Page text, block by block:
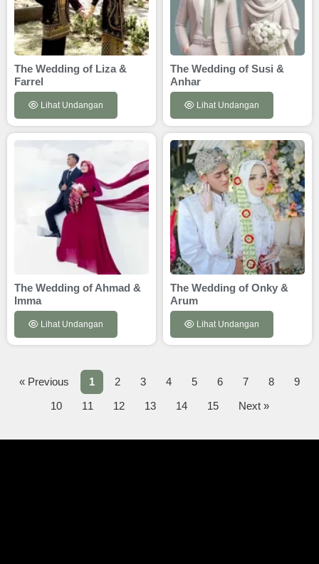
The Wedding of Liza &
Farrel
Lihat Undangan
The Wedding of Susi &
Anhar
Lihat Undangan
The Wedding of Ahmad &
Imma
Lihat Undangan
The Wedding of Onky &
Arum
Lihat Undangan
« Previous 1 2 3 4 5 6 7 8
9
10
11 12 13 14 15 Next »